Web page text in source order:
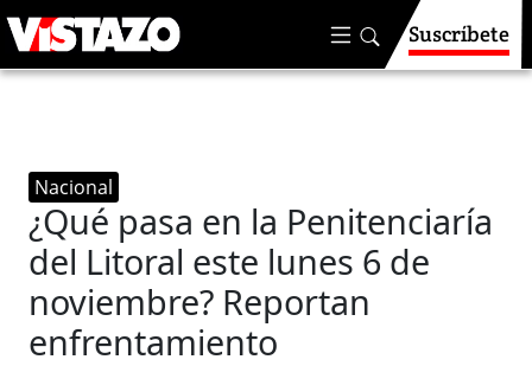
Suscríbete
Nacional
¿Qué pasa en la Penitenciaría
del Litoral este lunes 6 de
noviembre? Reportan
enfrentamiento